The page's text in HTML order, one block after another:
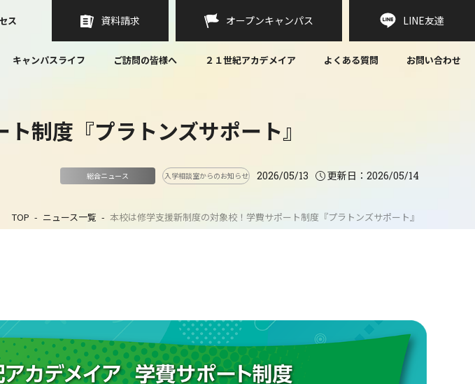
ス 資料請求 オープンキャンパス LINE友達
キャンパスライフ ご訪問の皆様へ ２１世紀アカデメイア よくある質問 お問い合わせ
制度『プラトンズサポート』
総合ニュース 入学相談室からのお知らせ 2026/05/13 更新日： 2026/05/14
TOP ニュース一覧 本校は修学支援新制度の対象校！学費サポート制度『プラトンズサポート』